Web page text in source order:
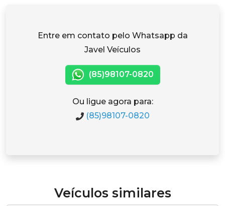
Entre em contato pelo Whatsapp da
Javel Veículos
(85)98107-0820
Ou ligue agora para:
(85)98107-0820
Veículos similares